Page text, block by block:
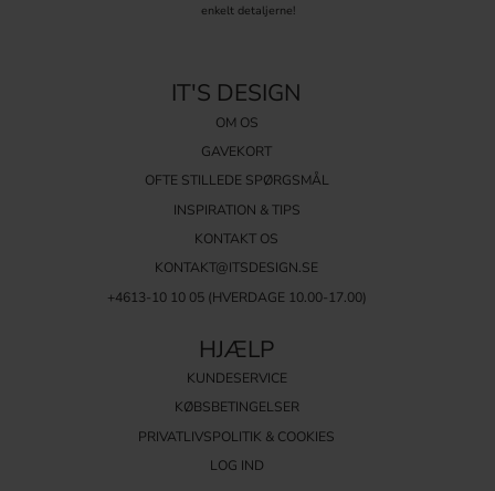
enkelt detaljerne!
IT'S DESIGN
OM OS
GAVEKORT
OFTE STILLEDE SPØRGSMÅL
INSPIRATION & TIPS
KONTAKT OS
KONTAKT@ITSDESIGN.SE
+4613-10 10 05 (HVERDAGE 10.00-17.00)
HJÆLP
KUNDESERVICE
KØBSBETINGELSER
PRIVATLIVSPOLITIK & COOKIES
LOG IND